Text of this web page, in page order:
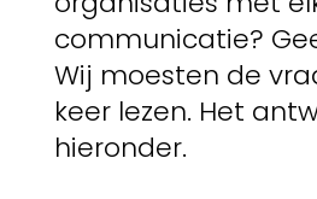
communicatie?
Wij moesten de
keer lezen. Het
hieronder.